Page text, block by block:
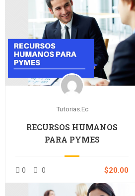
Tutorias.ec
RECURSOS HUMANOS
PARA PYMES
0 0 $20.00